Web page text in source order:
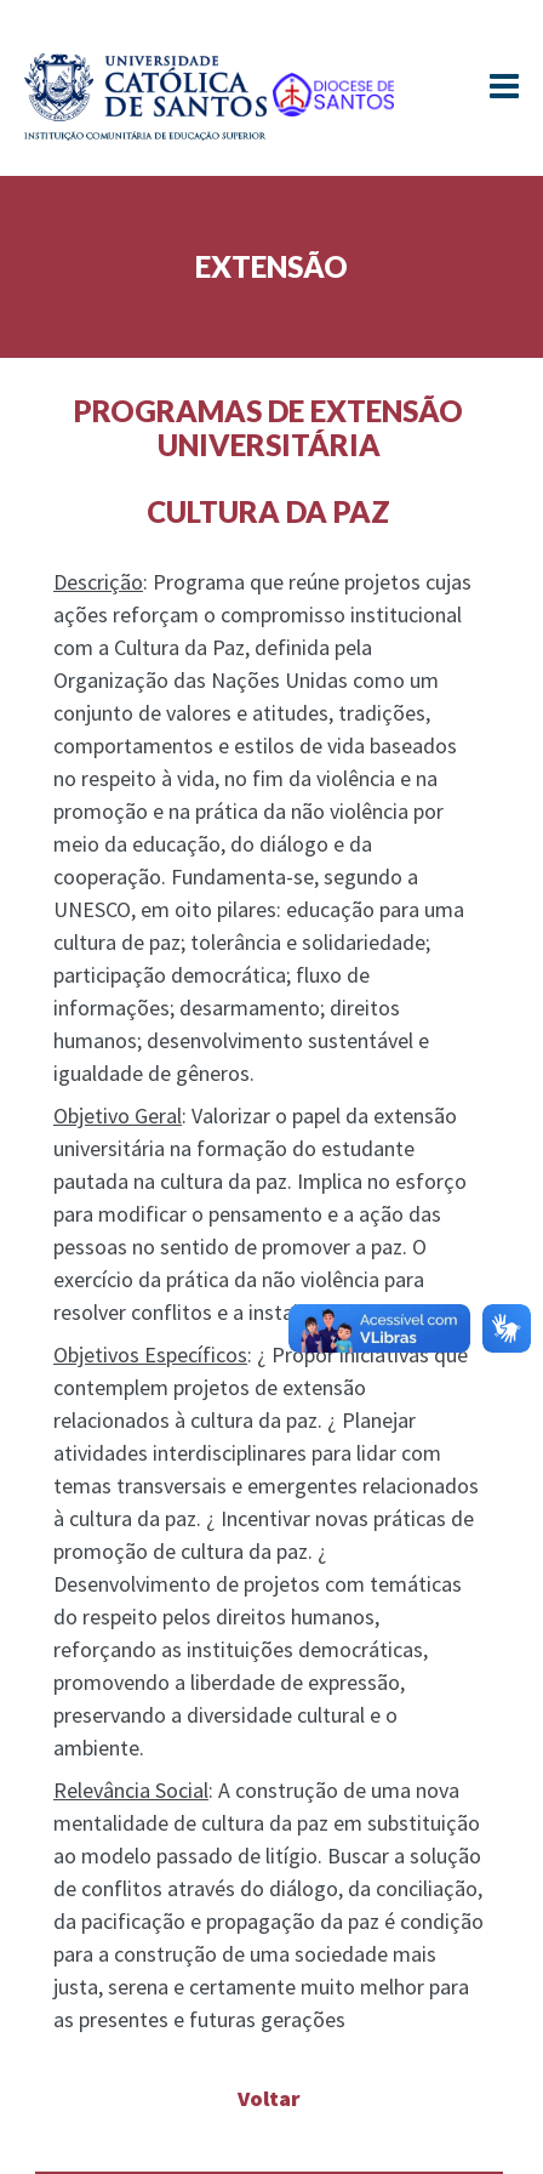
≡
EXTENSÃO
PROGRAMAS DE EXTENSÃO
UNIVERSITÁRIA
CULTURA DA PAZ
Descrição: Programa que reúne projetos cujas
ações reforçam o compromisso institucional
com a Cultura da Paz, definida pela
Organização das Nações Unidas como um
conjunto de valores e atitudes, tradições,
comportamentos e estilos de vida baseados
no respeito à vida, no fim da violência e na
promoção e na prática da não violência por
meio da educação, do diálogo e da
cooperação. Fundamenta-se, segundo a
UNESCO, em oito pilares: educação para uma
cultura de paz; tolerância e solidariedade;
participação democrática; fluxo de
informações; desarmamento; direitos
humanos; desenvolvimento sustentável e
igualdade de gêneros.
Objetivo Geral: Valorizar o papel da extensão
universitária na formação do estudante
pautada na cultura da paz. Implica no esforço
para modificar o pensamento e a ação das
pessoas no sentido de promover a paz. O
exercício da prática da não violência para
resolver conflitos e a instalação de justiça.
Objetivos Específicos: ¿ Propor iniciativas que
contemplem projetos de extensão
relacionados à cultura da paz. ¿ Planejar
atividades interdisciplinares para lidar com
temas transversais e emergentes relacionados
à cultura da paz. ¿ Incentivar novas práticas de
promoção de cultura da paz. ¿
Desenvolvimento de projetos com temáticas
do respeito pelos direitos humanos,
reforçando as instituições democráticas,
promovendo a liberdade de expressão,
preservando a diversidade cultural e o
ambiente.
Relevância Social: A construção de uma nova
mentalidade de cultura da paz em substituição
ao modelo passado de litígio. Buscar a solução
de conflitos através do diálogo, da conciliação,
da pacificação e propagação da paz é condição
para a construção de uma sociedade mais
justa, serena e certamente muito melhor para
as presentes e futuras gerações
Voltar